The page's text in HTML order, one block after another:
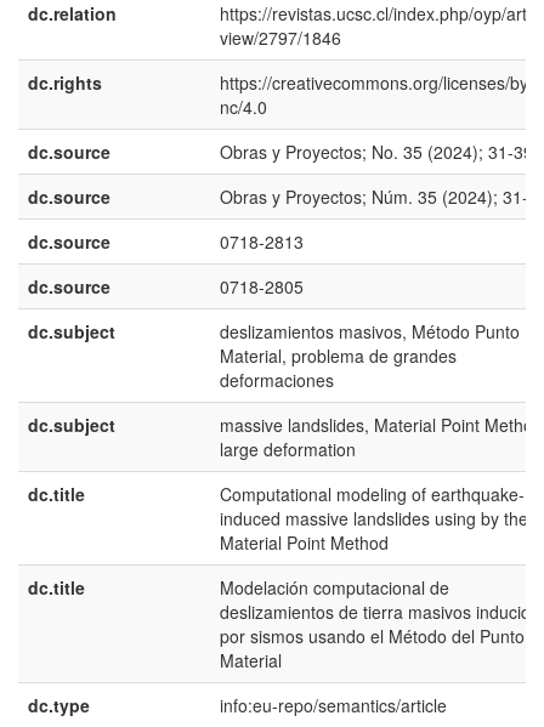
dc.relation
https://revistas.ucsc.cl/index.php/oyp/
view/2797/1846
dc.rights
https://creativecommons.org/licenses/by-
nc/4.0
dc.source
Obras y Proyectos; No. 35 (2024); 31-39
dc.source
Obras y Proyectos; Núm. 35 (2024); 31-
dc.source
0718-2813
dc.source
0718-2805
dc.subject
deslizamientos masivos, Método Punto
Material, problema de grandes
deformaciones
dc.subject
massive landslides, Material Point
large deformation
dc.title
Computational modeling of earthquake-
induced massive landslides using by the
Material Point Method
dc.title
Modelación computacional de
deslizamientos de tierra masivos
por sismos usando el Método del Punto
Material
dc.type
info:eu-repo/semantics/article